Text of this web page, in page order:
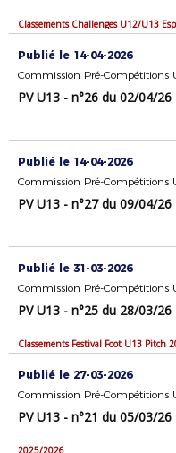
Classements Challenges U12/U13
Publié le 14-04-2026
Commission Pré-Compétitions
PV U13 - n°26 du 02/04/26
Publié le 14-04-2026
Commission Pré-Compétitions
PV U13 - n°27 du 09/04/26
Publié le 31-03-2026
Commission Pré-Compétitions
PV U13 - n°25 du 28/03/26
Classements Festival Foot U13 Pitch
Publié le 27-03-2026
Commission Pré-Compétitions
PV U13 - n°21 du 05/03/26
2025/2026